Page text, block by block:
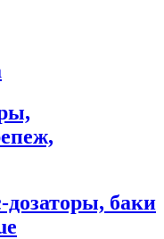
дозаторы, баки